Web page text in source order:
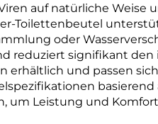
auf natürliche Weise
Toilettenbeutel
oder
reduziert signifikant den
erhältlich und passen
basierend
um Leistung und